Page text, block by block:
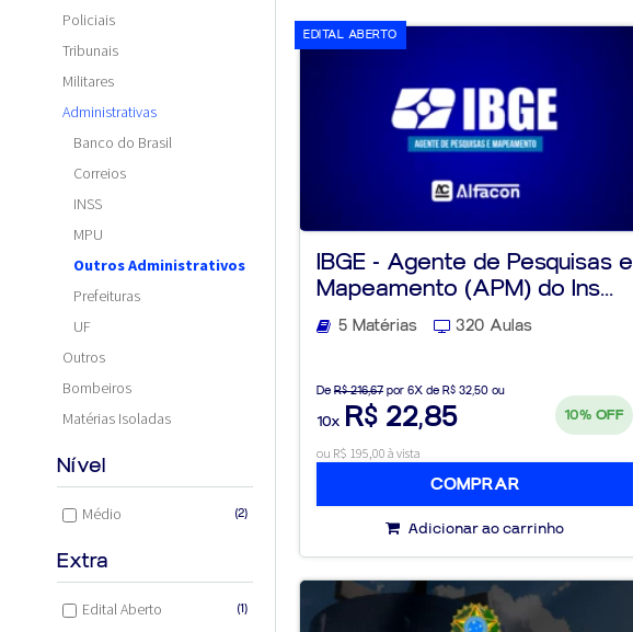
Policiais
Tribunais
Militares
Administrativas
Banco do Brasil
Correios
INSS
MPU
Outros Administrativos
Prefeituras
UF
Outros
Bombeiros
Matérias Isoladas
Nível
Médio (2)
Extra
Edital Aberto (1)
IBGE - Agente de Pesquisas e
Mapeamento (APM) do Ins...
5 Matérias 320 Aulas
De R$ 216,67 por 6X de R$ 32,50 ou
10x R$ 22,85 10% OFF
ou R$ 195,00 à vista
COMPRAR
Adicionar ao carrinho
EDITAL ABERTO